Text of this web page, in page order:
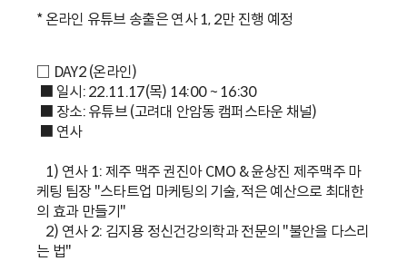
* 온라인 유튜브 송출은 연사 1, 2만 진행 예정
□ DAY2 (온라인)
■ 일시: 22.11.17(목) 14:00 ~ 16:30
■ 장소: 유튜브 (고려대 안암동 캠퍼스타운 채널)
■ 연사
1) 연사 1: 제주 맥주 권진아 CMO & 윤상진 제주맥주 마
케팅 팀장 "스타트업 마케팅의 기술, 적은 예산으로 최대한
의 효과 만들기"
2) 연사 2: 김지용 정신건강의학과 전문의 "불안을 다스리
는 법"